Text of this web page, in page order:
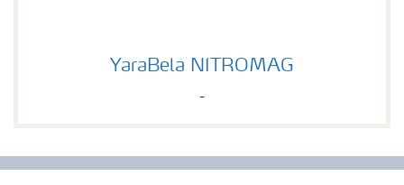
YaraBela NITROMAG
-